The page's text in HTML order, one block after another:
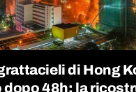
di Hong
dopo 48h: la